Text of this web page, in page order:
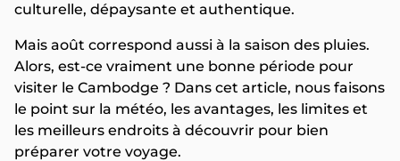
culturelle, dépaysante et authentique.
Mais août correspond aussi à la saison des pluies.
Alors, est-ce vraiment une bonne période pour
visiter le Cambodge ? Dans cet article, nous faisons
le point sur la météo, les avantages, les limites et
les meilleurs endroits à découvrir pour bien
préparer votre voyage.